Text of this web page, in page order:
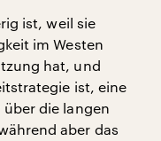
ist, weil sie
im Westen
hat, und
ist, eine
die langen
aber das